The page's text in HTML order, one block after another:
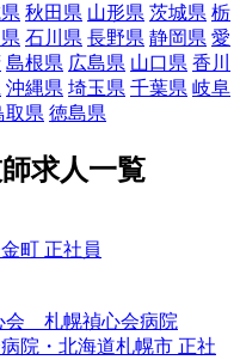
秋田県 山形県 茨城県 栃
石川県 長野県 静岡県 愛
島根県 広島県 山口県 香川
沖縄県 埼玉県 千葉県 岐阜
取県 徳島県
求人一覧
町 正社員
会 札幌禎心会病院
院・北海道札幌市 正社